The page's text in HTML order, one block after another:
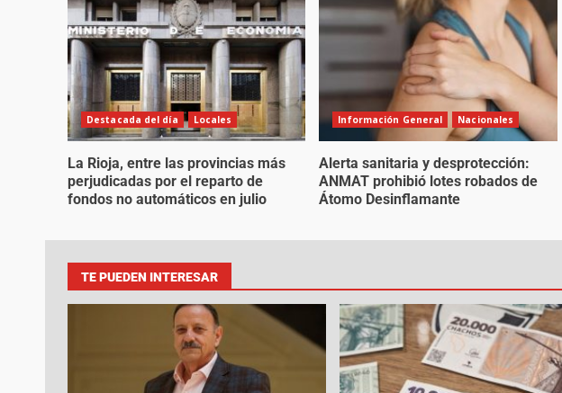
Destacada del día Locales
La Rioja, entre las provincias más
perjudicadas por el reparto de
fondos no automáticos en julio
Información General Nacionales
Alerta sanitaria y desprotección:
ANMAT prohibió lotes robados de
Átomo Desinflamante
TE PUEDEN INTERESAR